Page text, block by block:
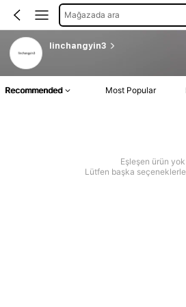
Mağazada ara
linchangyin3
Recommended Most Popular
Eşleşen ürün yok
Lütfen başka